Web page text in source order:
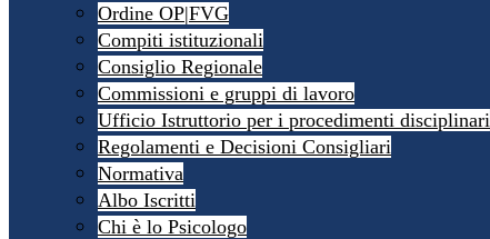
Ordine OP|FVG
Compiti istituzionali
Consiglio Regionale
Commissioni e gruppi di lavoro
Ufficio Istruttorio per i procedimenti disciplinari
Regolamenti e Decisioni Consigliari
Normativa
Albo Iscritti
Chi è lo Psicologo